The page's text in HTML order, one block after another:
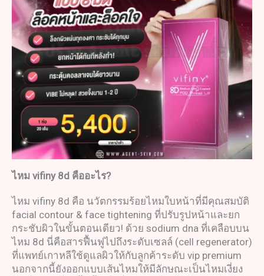
ไหม vifiny 8d คืออะไร?
ไหม vifiny 8d คือ นวัตกรรมร้อยไหมใบหน้าที่มีคุณสมบัติ
facial contour & face tightening ที่ปรับรูปหน้าและยก
กระชับผิวในขั้นตอนเดียว! ด้วย sodium dna ที่เคลือบบน
ไหม 8d นี่คือสารฟื้นฟูไปถึงระดับเซลล์ (cell regenerator)
ที่แพทย์เกาหลีใช้ดูแลผิวให้กับลูกค้าระดับ vip premium
นอกจากนี้ยังออกแบบเส้นไหมให้มีลักษณะเป็นไหมเงี่ยง